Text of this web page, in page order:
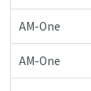
AM-One
AM-One